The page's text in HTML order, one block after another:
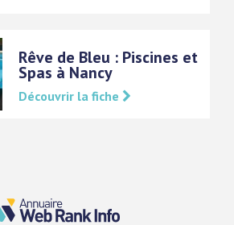
Rêve de Bleu : Piscines et
Spas à Nancy
Découvrir la fiche